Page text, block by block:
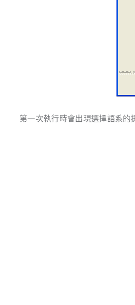
第一次執行時會出現選擇語系的